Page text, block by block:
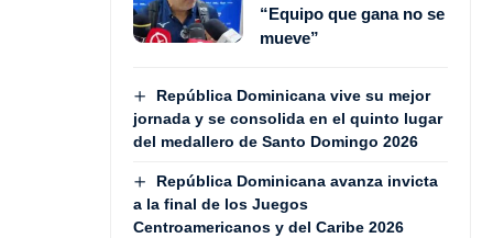
“Equipo que gana no se
mueve”
República Dominicana vive su mejor
jornada y se consolida en el quinto lugar
del medallero de Santo Domingo 2026
República Dominicana avanza invicta
a la final de los Juegos
Centroamericanos y del Caribe 2026